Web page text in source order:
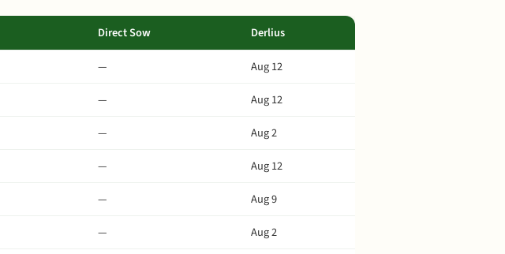
Direct Sow Derlius
—
Aug 12
—
Aug 12
—
Aug 2
—
Aug 12
—
Aug 9
—
Aug 2